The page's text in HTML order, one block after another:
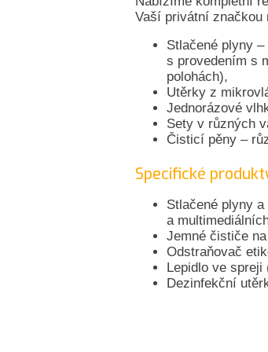
Vaší privátní značkou
Stlačené plyny
s provedením s
polohách),
Utěrky z
Jednorázové
Sety v různých
Čisticí pěny –
Specifické
Stlačené plyny
a
Jemné čističe
Odstraňovač
Lepidlo ve spreji
Dezinfekční